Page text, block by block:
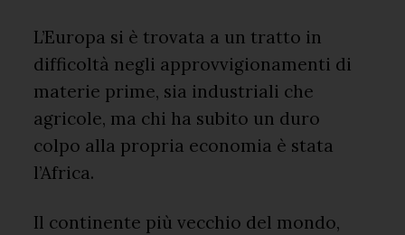
L’Europa si è trovata a un tratto in
difficoltà negli approvvigionamenti di
materie prime, sia industriali che
agricole, ma chi ha subito un duro
colpo alla propria economia è stata
l’Africa.
Il continente più vecchio del mondo,